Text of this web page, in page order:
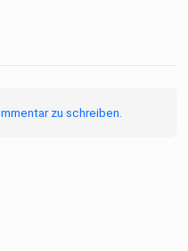
album/long-fling
zu schreiben.